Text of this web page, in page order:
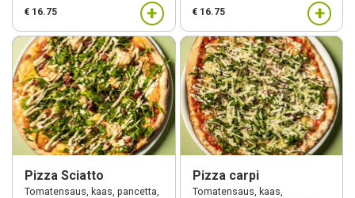
€ 16.75 + € 16.75 +
Pizza Sciatto
Tomatensaus, kaas, pancetta,
Pizza carpi
Tomatensaus, kaas,